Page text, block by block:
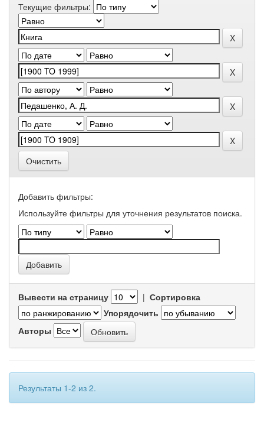
Текущие фильтры:
Очистить
Добавить фильтры:
Используйте фильтры для уточнения результатов поиска.
Вывести на страницу | Сортировка
Упорядочить
Авторы
Результаты 1-2 из 2.